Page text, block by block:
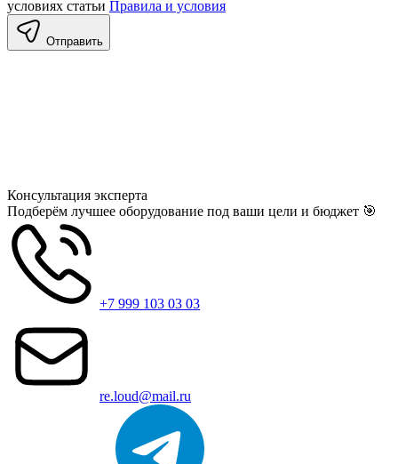
условиях статьи Правила и условия
Отправить
Консультация эксперта
Подберём лучшее оборудование под ваши цели и бюджет 🎯
+7 999 103 03 03
re.loud@mail.ru